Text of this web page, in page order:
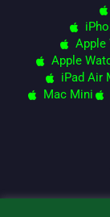
Apple
Apple
iPad Air
Mac Mini